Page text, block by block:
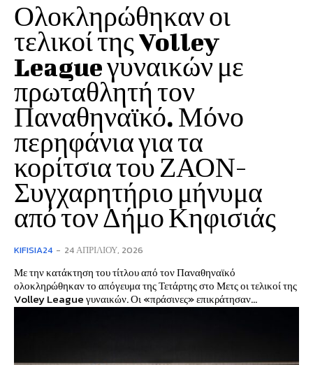
Ολοκληρώθηκαν οι
τελικοί της Volley
League γυναικών με
πρωταθλητή τον
Παναθηναϊκό. Μόνο
περηφάνια για τα
κορίτσια του ΖΑΟΝ-
Συγχαρητήριο μήνυμα
από τον Δήμο Κηφισιάς
KIFISIA24 - 24 ΑΠΡΙΛΊΟΥ, 2026
Με την κατάκτηση του τίτλου από τον Παναθηναϊκό
ολοκληρώθηκαν το απόγευμα της Τετάρτης στο Μετς οι τελικοί της
Volley League γυναικών. Οι «πράσινες» επικράτησαν...